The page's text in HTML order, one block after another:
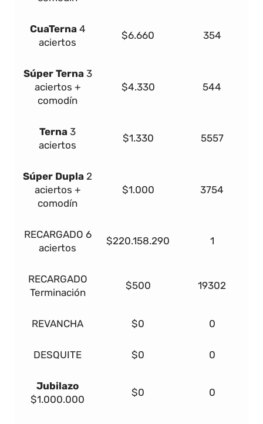
CuaTerna 4
aciertos
$6.660 354
Súper Terna 3
aciertos +
comodín
$4.330 544
Terna 3
aciertos
$1.330 5557
Súper Dupla 2
aciertos +
comodín
$1.000 3754
RECARGADO 6
aciertos
$220.158.290 1
RECARGADO
Terminación
$500 19302
REVANCHA $0 0
DESQUITE $0 0
Jubilazo
$1.000.000
$0 0